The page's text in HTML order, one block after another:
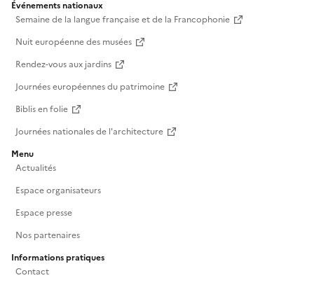
Événements nationaux
Semaine de la langue française et de la Francophonie
Nuit européenne des musées
Rendez-vous aux jardins
Journées européennes du patrimoine
Biblis en folie
Journées nationales de l'architecture
Menu
Actualités
Espace organisateurs
Espace presse
Nos partenaires
Informations pratiques
Contact